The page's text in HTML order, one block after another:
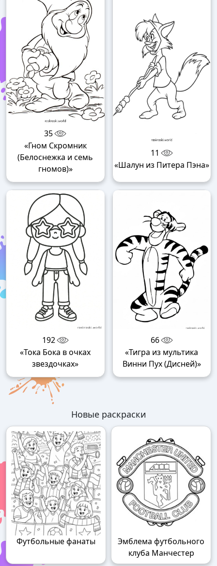
35
«Гном Скромник
(Белоснежка и семь
гномов)»
11
«Шалун из Питера Пэна»
192
«Тока Бока в очках
звездочках»
66
«Тигра из мультика
Винни Пух (Дисней)»
Новые раскраски
Футбольные фанаты
Эмблема футбольного
клуба Манчестер